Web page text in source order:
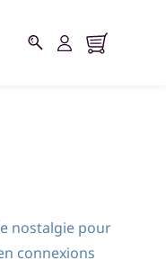
nostalgie pour
connexions